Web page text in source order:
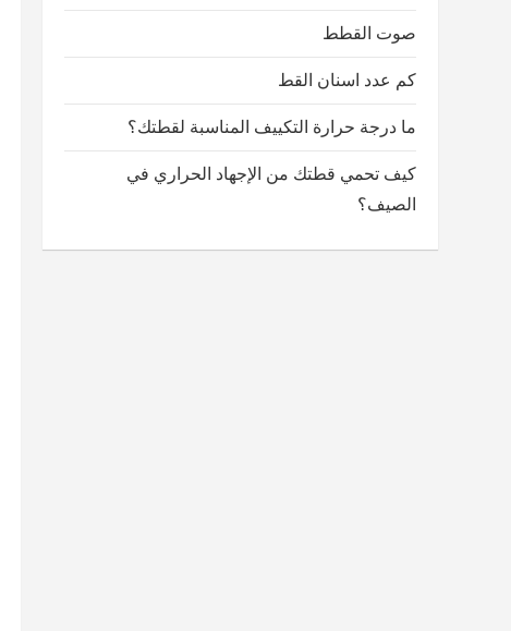
صوت القطط
كم عدد اسنان القط
ما درجة حرارة التكييف المناسبة لقطتك؟
كيف تحمي قطتك من الإجهاد الحراري في
الصيف؟